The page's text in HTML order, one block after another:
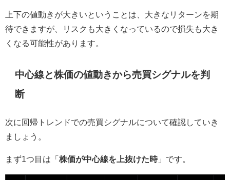
上下の値動きが大きいということは、大きなリターンを期
待できますが、リスクも大きくなっているので損失も大き
くなる可能性があります。
中心線と株価の値動きから売買シグナルを判
断
次に回帰トレンドでの売買シグナルについて確認していき
ましょう。
まず1つ目は「 株価が中心線を上抜けた時」です。